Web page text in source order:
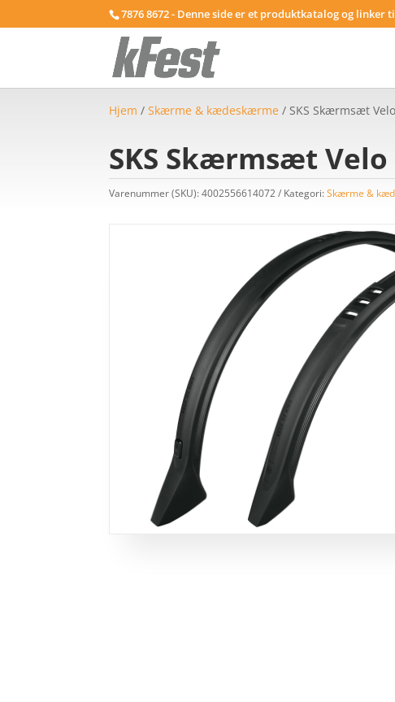
7876 8672 - Denne side er et produktkatalog og linker
Hjem /Skærme & kædeskærme / SKS Skærmsæt
SKS Skærmsæt Velo
Varenummer (SKU):4002556614072 Kategori:Skærme &